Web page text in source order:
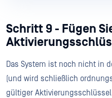
Schritt 9 - Fügen
Das System ist noch nicht in
(und wird schließlich
gültiger